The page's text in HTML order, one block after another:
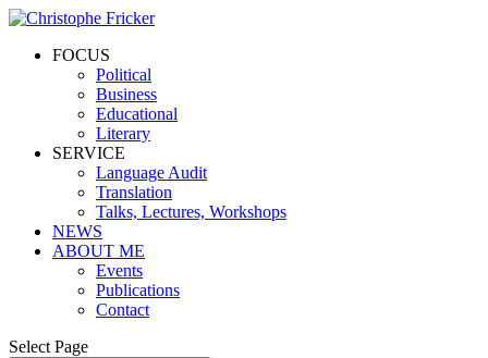
FOCUS
Political
Business
Educational
Literary
SERVICE
Language Audit
Translation
Talks, Lectures, Workshops
NEWS
ABOUT ME
Events
Publications
Contact
Select Page